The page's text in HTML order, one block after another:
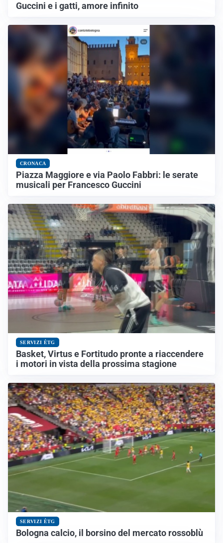
Guccini e i gatti, amore infinito
CRONACA
Piazza Maggiore e via Paolo Fabbri: le serate
musicali per Francesco Guccini
SERVIZI ÈTG
Basket, Virtus e Fortitudo pronte a riaccendere
i motori in vista della prossima stagione
SERVIZI ÈTG
Bologna calcio, il borsino del mercato rossoblù